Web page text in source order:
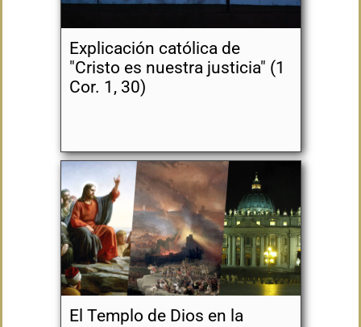
Explicación católica de
"Cristo es nuestra justicia" (1
Cor. 1, 30)
El Templo de Dios en la